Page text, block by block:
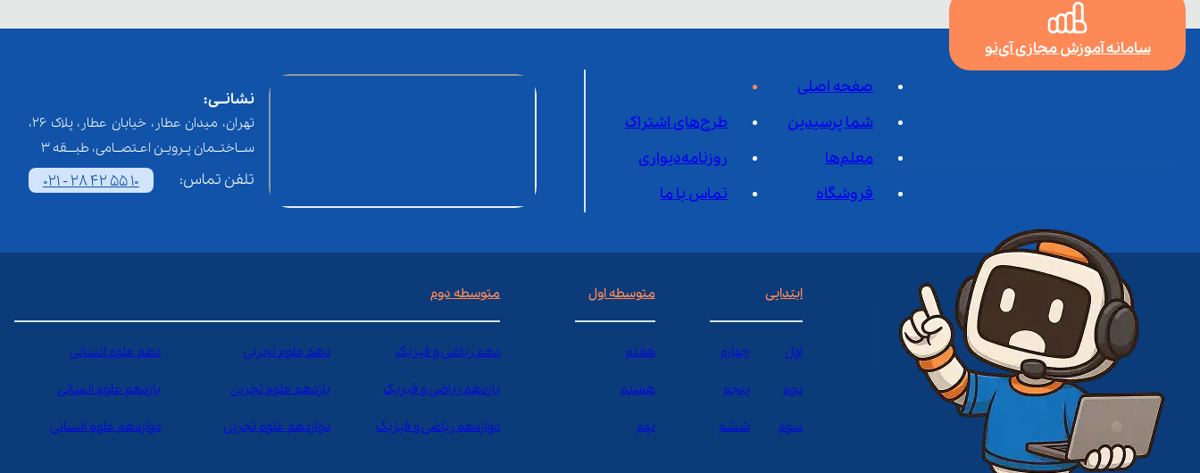
سامانه آموزش مجازی آی‌نو
صفحه اصلی
شما پرسیدین
طرح‌های اشتراک
معلم‌ها
روزنامه‌دیواری
فروشگاه
تماس با ما
نشانــی:
تهران، میدان عطار، خیابان عطار، پلاک 26،
ســاختــمان پـرویـن اعـتصــامی، طبـــقه 3
تلفن تماس: 021 - 28 42 55 10
ابتدایی
اول چهارم
دوم پنجم
سوم ششم
متوسطه اول
هفتم
هشتم
نهم
متوسطه دوم
دهم ریاضی و فیزیک دهم علوم تجربی دهم علوم انسانی
یازدهم ریاضی و فیزیک یازدهم علوم تجربی یازدهم علوم انسانی
دوازدهم ریاضی و فیزیک دوازدهم علوم تجربی دوازدهم علوم انسانی